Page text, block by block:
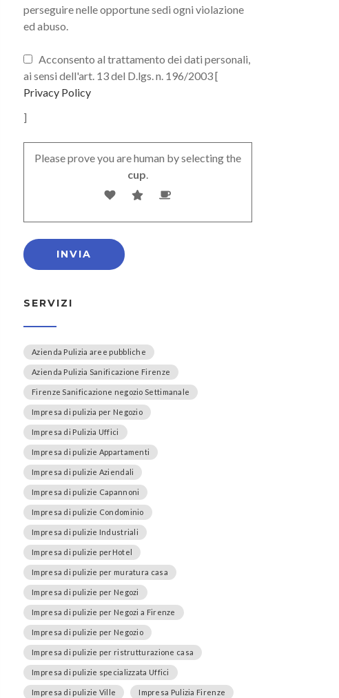
perseguire nelle opportune sedi ogni violazione
ed abuso.
Acconsento al trattamento dei dati personali,
ai sensi dell'art. 13 del D.lgs. n. 196/2003 [
Privacy Policy
]
Please prove you are human by selecting the
cup.
SERVIZI
Azienda Pulizia aree pubbliche
Azienda Pulizia Sanificazione Firenze
Firenze Sanificazione negozio Settimanale
Impresa di pulizia per Negozio
Impresa di Pulizia Uffici
Impresa di pulizie Appartamenti
Impresa di pulizie Aziendali
Impresa di pulizie Capannoni
Impresa di pulizie Condominio
Impresa di pulizie Industriali
Impresa di pulizie perHotel
Impresa di pulizie per muratura casa
Impresa di pulizie per Negozi
Impresa di pulizie per Negozi a Firenze
Impresa di pulizie per Negozio
Impresa di pulizie per ristrutturazione casa
Impresa di pulizie specializzata Uffici
Impresa di pulizie Ville Impresa Pulizia Firenze